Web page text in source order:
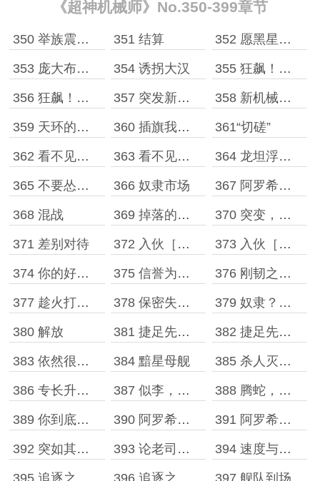
《超神机械师》No.350-399章节
350 举族震惊！［下］ 351 结算 352 愿黑星忽悠着你
353 庞大布局，落子星空——土壤肥力是关键 354 诱拐大汉 355 狂飙！［上］
356 狂飙！［下］ 357 突发新闻，宇宙贵族的悬赏 358 新机械，新目标
359 天环的邀请 360 插旗我是专业的 361“切磋”
362 看不见的角落［上］ 363 看不见的角落［下］ 364 龙坦浮岛与超越A级
365 不要怂，就是干 366 奴隶市场 367 阿罗希娅，宇宙奇观？
368 混战 369 掉落的珠子 370 突变，艾默丝！
371 差别对待 372 入伙［上］ 373 入伙［下］
374 你的好友黯星已上线 375 信誉为本，诚信经营 376 刚韧之躯！
377 趁火打劫！ 378 保密失败，黯星暴露 379 奴隶？我看不见啊
380 解放 381 捷足先登［上］ 382 捷足先登［下］
383 依然很优秀，奖杯不给摸 384 黯星母舰 385 杀人灭口，峰回路转
386 专长升级，突袭 387 似李，目击者！ 388 腾蛇，碎！
389 你到底是什么怪物？！ 390 阿罗希娅，A级连环任务［上］ 391 阿罗希娅，A级连环任务［下］
392 突如其来的舰队 393 论老司机的自我修养 394 速度与晕机
397 舰队到场